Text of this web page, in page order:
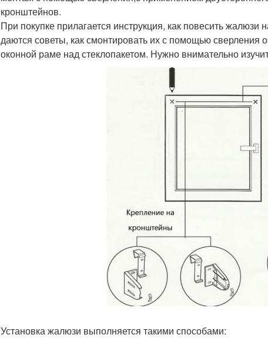
кронштейнов.
При покупке прилагается инструкция, как повесить
даются советы, как смонтировать их с помощью сверления
оконной раме над стеклопакетом. Нужно внимательно
Установка жалюзи выполняется такими способами: